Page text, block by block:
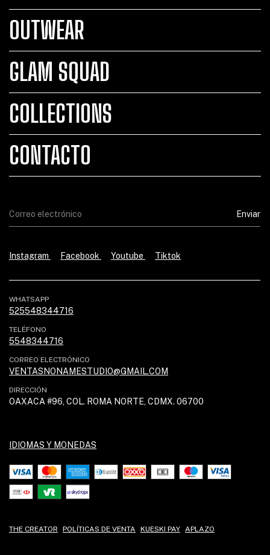
OUTWEAR
GLAM SQUAD
COLLECTIONS
CONTACTO
Instagram Facebook Youtube Tiktok
WHATSAPP
525548344716
TELÉFONO
5548344716
CORREO ELECTRÓNICO
VENTASNONAMESTUDIO@GMAIL.COM
DIRECCIÓN
OAXACA #96, COL. ROMA NORTE, CDMX. 06700
IDIOMAS Y MONEDAS
THE CREATOR POLÍTICAS DE VENTA KUESKI PAY APLAZO